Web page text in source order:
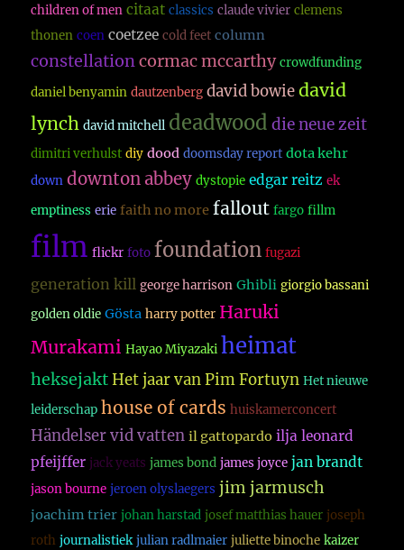
children of men citaat classics claude vivier clemens
thonen coen coetzee cold feet column
constellationcormac mccarthy crowdfunding
daniel benyamin dautzenberg david bowie david
lynch david mitchell deadwood die neue zeit
dimitri verhulst diy dood doomsday report dota kehr
down downton abbey dystopie edgar reitz ek
emptiness erie faith no more fallout fargo fillm
film flickr foto foundation fugazi
generation kill george harrison Ghibli giorgio bassani
golden oldie Gösta harry potter Haruki
Murakami Hayao Miyazaki heimat
heksejakt Het jaar van Pim Fortuyn Het nieuwe
leiderschap house of cards huiskamerconcert
Händelser vid vatten il gattopardo ilja leonard
pfeijffer jack yeats james bond james joyce jan brandt
jason bourne jeroen olyslaegers jim jarmusch
joachim trier johan harstad josef matthias hauer joseph
roth journalistiek julian radlmaier juliette binoche kaizer